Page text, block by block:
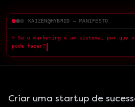
KAIZEN@HYBRID — MANIFESTO
> Se o marketing é um sistema, por que
pode fazer?
Criar uma startup de